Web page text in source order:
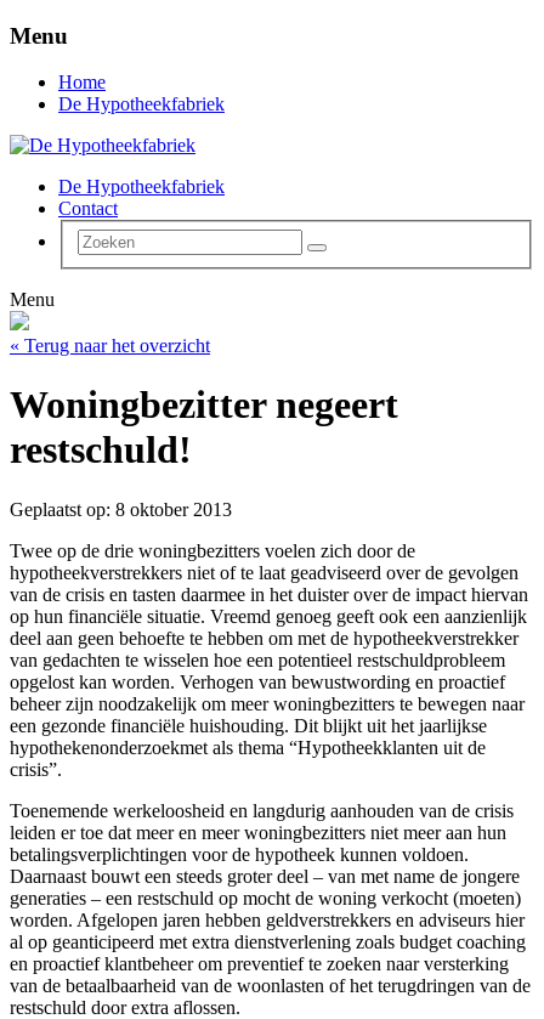
Menu
Home
De Hypotheekfabriek
De Hypotheekfabriek
Contact
Menu
« Terug naar het overzicht
Woningbezitter negeert
restschuld!
Geplaatst op: 8 oktober 2013
Twee op de drie woningbezitters voelen zich door de
hypotheekverstrekkers niet of te laat geadviseerd over de gevolgen
van de crisis en tasten daarmee in het duister over de impact hiervan
op hun financiële situatie. Vreemd genoeg geeft ook een aanzienlijk
deel aan geen behoefte te hebben om met de hypotheekverstrekker
van gedachten te wisselen hoe een potentieel restschuldprobleem
opgelost kan worden. Verhogen van bewustwording en proactief
beheer zijn noodzakelijk om meer woningbezitters te bewegen naar
een gezonde financiële huishouding. Dit blijkt uit het jaarlijkse
hypothekenonderzoekmet als thema “Hypotheekklanten uit de
crisis”.
Toenemende werkeloosheid en langdurig aanhouden van de crisis
leiden er toe dat meer en meer woningbezitters niet meer aan hun
betalingsverplichtingen voor de hypotheek kunnen voldoen.
Daarnaast bouwt een steeds groter deel – van met name de jongere
generaties – een restschuld op mocht de woning verkocht (moeten)
worden. Afgelopen jaren hebben geldverstrekkers en adviseurs hier
al op geanticipeerd met extra dienstverlening zoals budget coaching
en proactief klantbeheer om preventief te zoeken naar versterking
van de betaalbaarheid van de woonlasten of het terugdringen van de
restschuld door extra aflossen.